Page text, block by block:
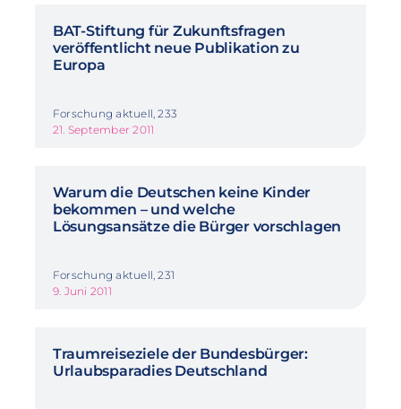
BAT-Stiftung für Zukunftsfragen
veröffentlicht neue Publikation zu
Europa
Forschung aktuell, 233
21. September 2011
Warum die Deutschen keine Kinder
bekommen – und welche
Lösungsansätze die Bürger vorschlagen
Forschung aktuell, 231
9. Juni 2011
Traumreiseziele der Bundesbürger:
Urlaubsparadies Deutschland